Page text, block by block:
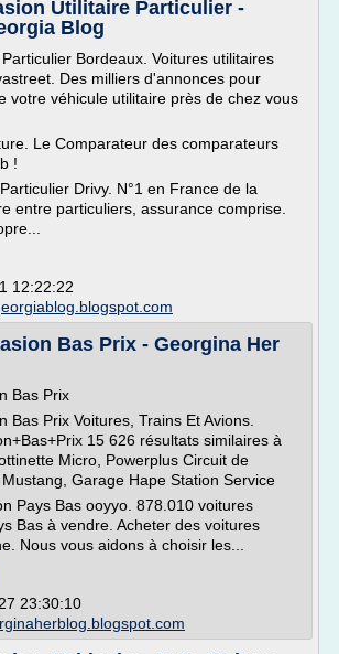
Utilitaire Particulier -
Blog
Bordeaux. Voitures utilitaires
Des milliers d'annonces pour
votre véhicule utilitaire près de chez vous
Le Comparateur des comparateurs
!
Drivy. N°1 en France de la
entre particuliers, assurance comprise.
12:22:22
Bas Prix - Georgina Her
Bas Prix
Bas Prix Voitures, Trains Et Avions.
15 626 résultats similaires à
Micro, Powerplus Circuit de
Garage Hape Station Service
Pays Bas ooyyo. 878.010 voitures
Bas à vendre. Acheter des voitures
Nous vous aidons à choisir les...
23:30:10